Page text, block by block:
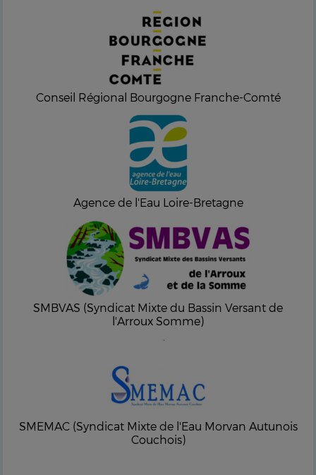
Conseil Régional Bourgogne Franche-Comté
Agence de l'Eau Loire-Bretagne
SMBVAS (Syndicat Mixte du Bassin Versant de
l'Arroux Somme)
SMEMAC (Syndicat Mixte de l'Eau Morvan Autunois
Couchois)